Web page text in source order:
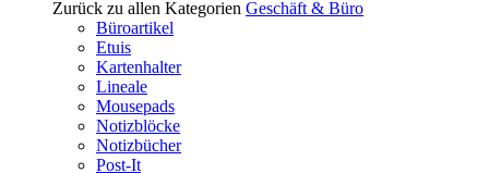
Zurück zu allen Kategorien Geschäft & Büro
Büroartikel
Etuis
Kartenhalter
Lineale
Mousepads
Notizblöcke
Notizbücher
Post-It